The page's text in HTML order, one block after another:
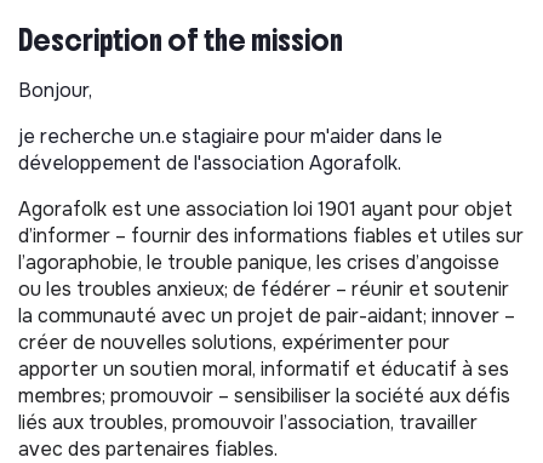
Description of the mission
Bonjour,
je recherche un.e stagiaire pour m'aider dans le
développement de l'association Agorafolk.
Agorafolk est une association loi 1901 ayant pour objet
d’informer – fournir des informations fiables et utiles sur
l’agoraphobie, le trouble panique, les crises d’angoisse
ou les troubles anxieux; de fédérer – réunir et soutenir
la communauté avec un projet de pair-aidant; innover –
créer de nouvelles solutions, expérimenter pour
apporter un soutien moral, informatif et éducatif à ses
membres; promouvoir – sensibiliser la société aux défis
liés aux troubles, promouvoir l’association, travailler
avec des partenaires fiables.